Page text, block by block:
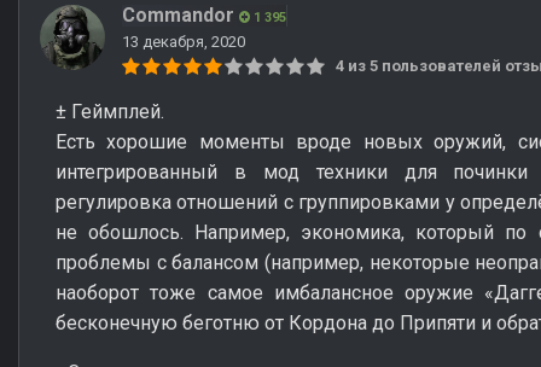
Commandor 1 395
13 декабря, 2020
4 из 5 пользователей
± Геймплей.
Есть хорошие моменты вроде новых оружий,
интегрированный в мод техники для
регулировка отношений с группировками у
не обошлось. Например, экономика, который
проблемы с балансом (например, некоторые
наоборот тоже самое имбалансное оружие
бесконечную беготню от Кордона до Припяти и